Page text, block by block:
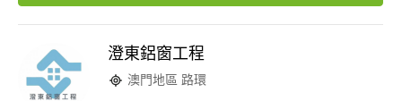
澄東鋁窗工程
澳門地區 路環